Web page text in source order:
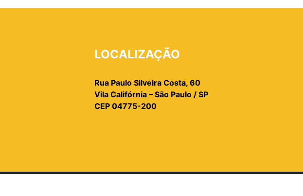
LOCALIZAÇÃO
Rua Paulo Silveira Costa, 60
Vila Califórnia – São Paulo / SP
CEP 04775-200